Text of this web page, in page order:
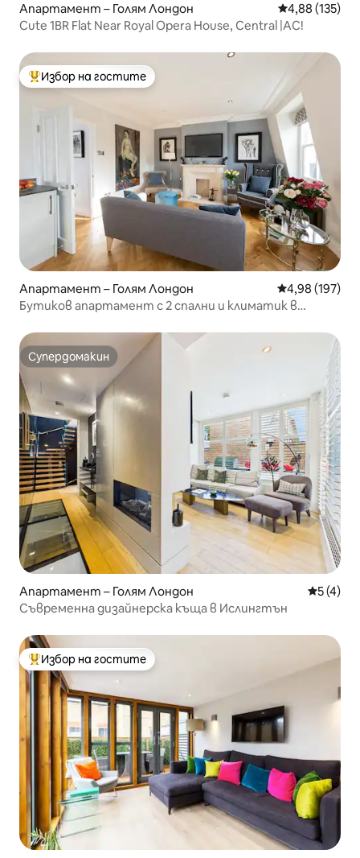
Апартамент – Голям Лондон Средна
4,88 (135)
Cute 1BR Flat Near Royal Opera House, Central |AC!
Най-популярен избор на гостите
Избор на гостите
Апартамент – Голям Лондон Средна
4,98 (197)
Бутиков апартамент с 2 спални и климатик в
Супердомакин
Супердомакин
Апартамент – Голям Лондон Средна
5 (4)
Съвременна дизайнерска къща в Ислингтън
Най-популярен избор на гостите
Избор на гостите